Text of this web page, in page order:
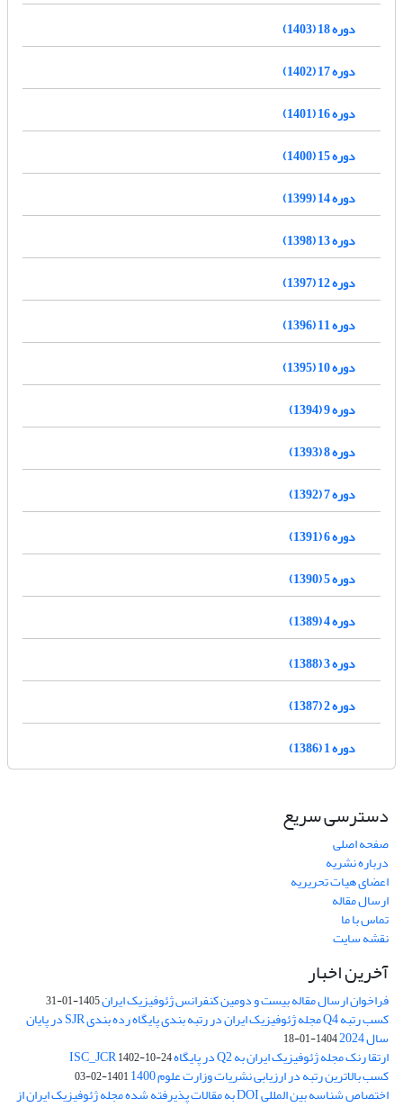
دوره 18 (1403)
دوره 17 (1402)
دوره 16 (1401)
دوره 15 (1400)
دوره 14 (1399)
دوره 13 (1398)
دوره 12 (1397)
دوره 11 (1396)
دوره 10 (1395)
دوره 9 (1394)
دوره 8 (1393)
دوره 7 (1392)
دوره 6 (1391)
دوره 5 (1390)
دوره 4 (1389)
دوره 3 (1388)
دوره 2 (1387)
دوره 1 (1386)
دسترسی سریع
صفحه اصلی
درباره نشریه
اعضای هیات تحریریه
ارسال مقاله
تماس با ما
نقشه سایت
آخرین اخبار
فراخوان ارسال مقاله بیست و دومین کنفرانس ژئوفیزیک ایران1405-01-31
کسب رتبه Q4 مجله ژئوفیزیک ایران در رتبه بندی پایگاه رده بندی SJR در پایان
سال 2024 1404-01-18
ارتقا رنک مجله ژئوفیزیک ایران به Q2 در پایگاه ISC_JCR 1402-10-24
کسب بالاترین رتبه در ارزیابی نشریات وزارت علوم 1400 1401-02-03
اختصاص شناسه بین المللی DOI به مقالات پذیرفته شده مجله ژئوفیزیک ایران از